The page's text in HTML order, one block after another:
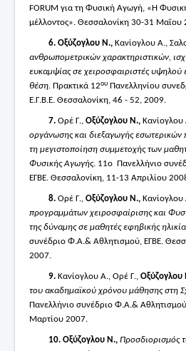
FORUM για τη Φυσική Αγωγή, «Η
μέλλοντος». Θεσσαλονίκη 30-31 Μαΐου
6. Οξύζογλου Ν., Κανίογλου Α.,
ανθρωπομετρικών χαρακτηριστικών,
ευκαμψίας σε χειροσφαιριστές υψηλού
θέση. Πρακτικά 12ου Πανελληνίου
Ε.Γ.Β.Ε. Θεσσαλονίκη, 46 - 52, 2009.
7. Ορέ Γ., Οξύζογλου Ν., Κανίογλου
οργάνωσης και διεξαγωγής
τη μεγιστοποίηση συμμετοχής των
Φυσικής Αγωγής. 11ο Πανελλήνιο
ΕΓΒΕ. Θεσσαλονίκη, 11-13 Απριλίου
8. Ορέ Γ., Οξύζογλου Ν., Κανίογλου
προγραμμάτων χειροσφαίρισης και
της δύναμης σε μαθητές εφηβικής
συνέδριο Φ.Α.& Αθλητισμού, ΕΓΒΕ.
2007.
9. Κανίογλου Α., Ορέ Γ., Οξύζογλου
του ακαδημαϊκού χρόνου μάθησης στη
Πανελλήνιο συνέδριο Φ.Α.&
Μαρτίου 2007.
10. Οξύζογλου Ν., Προσδιορισμός